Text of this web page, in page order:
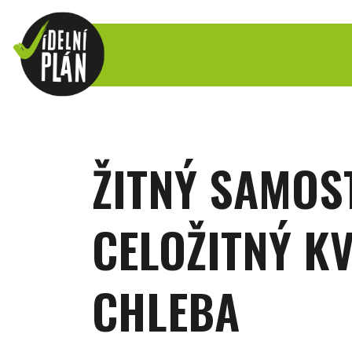
ŽITNÝ
CELOŽITNÝ
CHLEBA